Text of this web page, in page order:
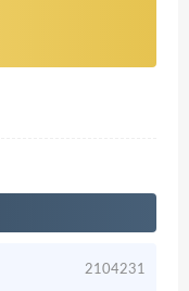
2104231